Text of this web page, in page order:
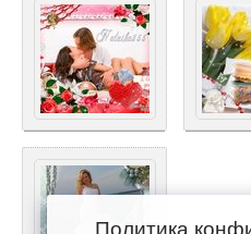
Политика